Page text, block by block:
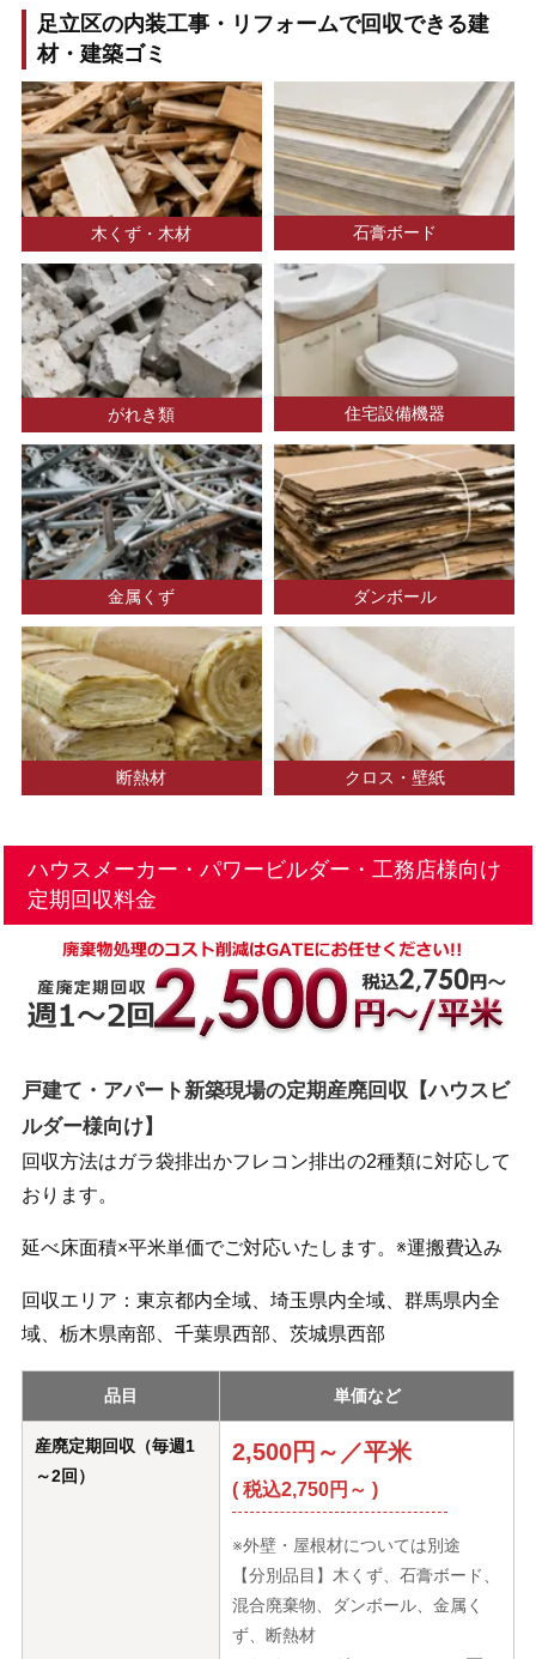
足立区の内装工事・リフォームで回収できる建
材・建築ゴミ
木くず・木材 石膏ボード
がれき類 住宅設備機器
金属くず ダンボール
断熱材 クロス・壁紙
ハウスメーカー・パワービルダー・工務店様向け
定期回収料金
戸建て・アパート新築現場の定期産廃回収【ハウスビ
ルダー様向け】
回収方法はガラ袋排出かフレコン排出の2種類に対応して
おります。
延べ床面積×平米単価でご対応いたします。※運搬費込み
回収エリア：東京都内全域、埼玉県内全域、群馬県内全
域、栃木県南部、千葉県西部、茨城県西部
品目 単価など
産廃定期回収（毎週1
～2回）
2,500円～／平米
( 税込2,750円～ )
※外壁・屋根材については別途
【分別品目】木くず、石膏ボード、
混合廃棄物、ダンボール、金属く
ず、断熱材